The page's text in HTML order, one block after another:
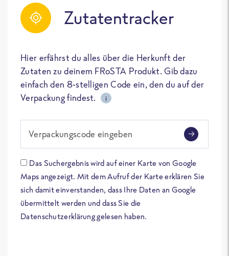
Zutatentracker
Hier erfährst du alles über die Herkunft der
Zutaten zu deinem FRoSTA Produkt. Gib dazu
einfach den 8-stelligen Code ein, den du auf der
Verpackung findest.
i
Verpackungscode eingeben
Das Suchergebnis wird auf einer Karte von Google
Maps angezeigt. Mit dem Aufruf der Karte erklären Sie
sich damit einverstanden, dass Ihre Daten an Google
übermittelt werden und dass Sie die
Datenschutzerklärung gelesen haben.